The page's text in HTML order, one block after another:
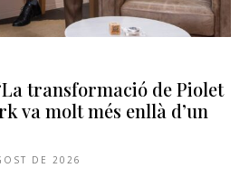
transformació de Piolet
va molt més enllà d’un
DE 2026